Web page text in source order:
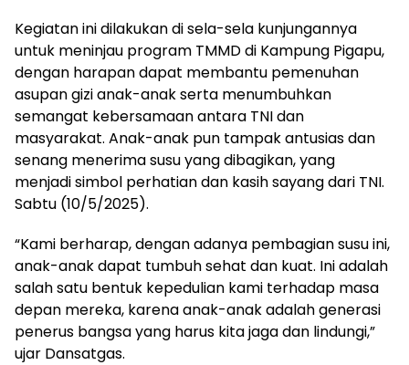
Kegiatan ini dilakukan di sela-sela kunjungannya
untuk meninjau program TMMD di Kampung Pigapu,
dengan harapan dapat membantu pemenuhan
asupan gizi anak-anak serta menumbuhkan
semangat kebersamaan antara TNI dan
masyarakat. Anak-anak pun tampak antusias dan
senang menerima susu yang dibagikan, yang
menjadi simbol perhatian dan kasih sayang dari TNI.
Sabtu (10/5/2025).
“Kami berharap, dengan adanya pembagian susu ini,
anak-anak dapat tumbuh sehat dan kuat. Ini adalah
salah satu bentuk kepedulian kami terhadap masa
depan mereka, karena anak-anak adalah generasi
penerus bangsa yang harus kita jaga dan lindungi,”
ujar Dansatgas.